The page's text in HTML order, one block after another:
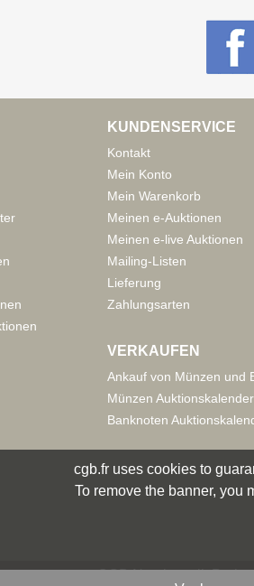
KUNDENSERVICE
Kontakt
Mein Konto
Mein Warenkorb
Meinen e-Auktionen
Meinen e-live Auktionen
Mailing-Listen
Lieferung
Zahlungsarten
VERKAUFEN
Ankauf von Münzen und
Münzen Auktionskalender
Banknoten
CGB Numismatik Paris
cgb.fr uses cookies to
To remove the banner, you